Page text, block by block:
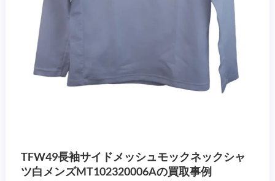
TFW49長袖サイドメッシュモックネックシャ
ツ白メンズMT102320006Aの買取事例